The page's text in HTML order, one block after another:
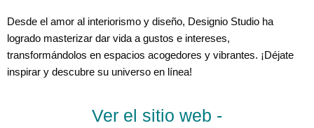
Desde el amor al interiorismo y diseño, Designio Studio ha
logrado masterizar dar vida a gustos e intereses,
transformándolos en espacios acogedores y vibrantes. ¡Déjate
inspirar y descubre su universo en línea!
Ver el sitio web -